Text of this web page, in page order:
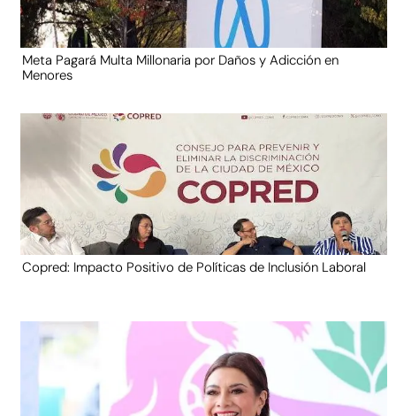
Meta Pagará Multa Millonaria por Daños y Adicción en
Menores
Copred: Impacto Positivo de Políticas de Inclusión Laboral